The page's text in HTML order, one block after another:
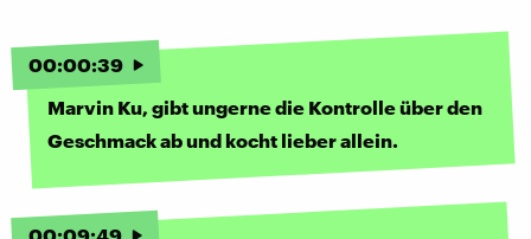
00:00:39
Marvin Ku, gibt ungerne die Kontrolle über den
Geschmack ab und kocht lieber allein.